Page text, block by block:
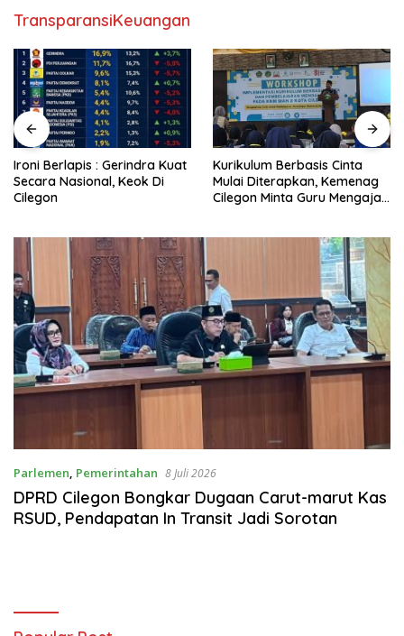
TransparansiKeuangan
Ironi Berlapis : Gerindra Kuat
Secara Nasional, Keok Di
Cilegon
Kurikulum Berbasis Cinta
Mulai Diterapkan, Kemenag
Cilegon Minta Guru Mengajar
Parlemen, Pemerintahan 8 Juli 2026
DPRD Cilegon Bongkar Dugaan Carut-marut Kas
RSUD, Pendapatan In Transit Jadi Sorotan